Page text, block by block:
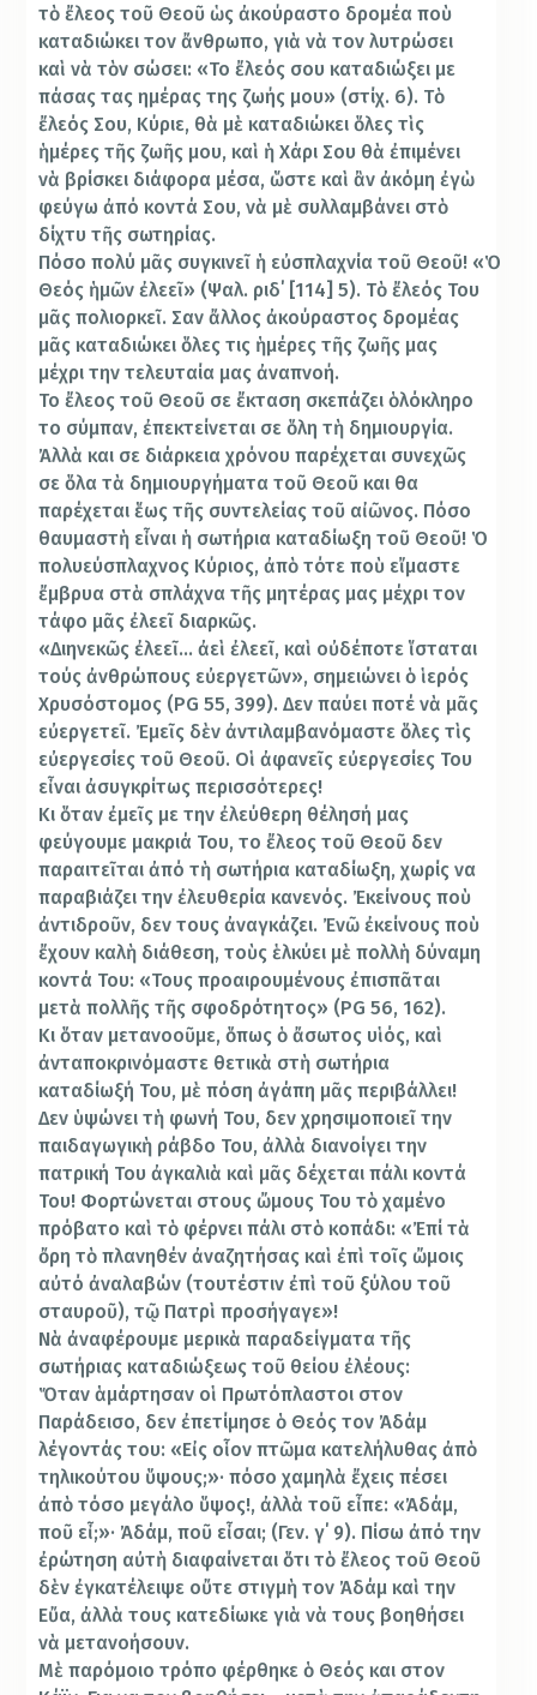
τὸ ἔλεος τοῦ Θεοῦ ὡς ἀκούραστο δρομέα ποὺ
καταδιώκει τον ἄν­θρωπο, γιὰ νὰ τον λυτρώσει
καὶ νὰ τὸν σώ­­σει: «Το ἔλεός σου καταδιώξει με
πάσας τας ημέρας της ζωής μου» (στίχ. 6). Τὸ
ἔλεός Σου, Κύριε, θὰ μὲ καταδιώκει ὅλες τὶς
ἡμέρες τῆς ζωῆς μου, καὶ ἡ Χάρι Σου θὰ ἐπιμένει
νὰ βρίσκει διάφορα μέσα, ὥστε καὶ ἂν ἀκόμη ἐγὼ
φεύγω ἀπό κοντά Σου, νὰ μὲ συλλαμβάνει στὸ
δίχτυ τῆς σωτηρίας.
Πόσο πολύ μᾶς συγκινεῖ ἡ εὐσπλαχνία τοῦ Θεοῦ! «Ὁ
Θεός ἡμῶν ἐλεεῖ» (Ψαλ. ριδ΄ [114] 5). Τὸ ἔλεός Του
μᾶς πολιορκεῖ. Σαν ἄλλος ἀκούραστος δρομέας
μᾶς καταδιώκει ὅλες τις ἡμέρες τῆς ζωῆς μας
μέχρι την τελευταία μας ἀναπνοή.
Το ἔλεος τοῦ Θεοῦ σε ἔκταση σκεπάζει ὁλόκληρο
το σύμπαν, ἐπεκτείνεται σε ὅλη τὴ δημιουργία.
Ἀλλὰ και σε διάρκεια χρόνου παρέχεται συνεχῶς
σε ὅλα τὰ δη­μιουργήματα τοῦ Θεοῦ και θα
παρέχεται ἕως τῆς συντελείας τοῦ αἰῶνος. Πόσο
θαυ­μαστὴ εἶναι ἡ σωτήρια καταδίωξη τοῦ Θεοῦ! Ὁ
πολυεύσπλαχνος Κύριος, ἀπὸ τότε ποὺ εἴμαστε
ἔμβρυα στὰ σπλάχνα τῆς μητέρας μας μέχρι τον
τάφο μᾶς ἐλεεῖ διαρκῶς.
«Διηνεκῶς ἐλεεῖ… ἀεὶ ἐλεεῖ, καὶ οὐδέποτε ἵσταται
τούς ἀνθρώπους εὐεργετῶν», σημειώνει ὁ ἱερός
Χρυσόστομος (PG 55, 399). Δεν παύει ποτέ νὰ μᾶς
εὐεργετεῖ. Ἐμεῖς δὲν ἀντιλαμβανόμαστε ὅλες τὶς
εὐεργεσίες τοῦ Θεοῦ. Οἱ ἀφανεῖς εὐεργεσίες Του
εἶναι ἀσυγκρίτως περισσότερες!
Κι ὅταν ἐμεῖς με την ἐλεύθερη θέλησή μας
φεύγουμε μακριά Του, το ἔλεος τοῦ Θεοῦ δεν
παραιτεῖται ἀπό τὴ σωτήρια καταδίωξη, χωρίς να
παραβιάζει την ἐλευθερία κανενός. Ἐκείνους ποὺ
ἀντιδροῦν, δεν τους ἀναγκάζει. Ἐνῶ ἐκείνους ποὺ
ἔχουν καλὴ διάθεση, τοὺς ἑλκύει μὲ πολλὴ δύναμη
κοντά Του: «Τους προαιρουμένους ἐπισπᾶται
μετὰ πολλῆς τῆς σφοδρότητος» (PG 56, 162).
Κι ὅταν μετανοοῦμε, ὅπως ὁ ἄσωτος υἱός, καὶ
ἀνταποκρινόμαστε θετικὰ στὴ σωτήρια
καταδίωξή Του, μὲ πόση ἀγάπη μᾶς περιβάλλει!
Δεν ὑψώνει τὴ φωνή Του, δεν χρησιμοποιεῖ την
παιδαγωγικὴ ράβδο Του, ἀλλὰ διανοίγει την
πατρική Του ἀγκαλιὰ καὶ μᾶς δέχεται πάλι κοντά
Του! Φορτώνεται στους ὤμους Του τὸ χα­­μένο
πρόβατο καὶ τὸ φέρνει πάλι στὸ κοπάδι: «Ἐπί τὰ
ὄρη τὸ πλανηθέν ἀναζητήσας καὶ ἐπὶ τοῖς ὤμοις
αὐτό ἀναλαβών (τουτέστιν ἐπὶ τοῦ ξύλου τοῦ
σταυροῦ), τῷ Πατρὶ προσήγαγε»!
Νὰ ἀναφέρουμε μερικὰ παραδείγματα τῆς
σωτήριας καταδιώξεως τοῦ θείου ἐλέους:
Ὅταν ἁμάρτησαν οἱ Πρωτόπλαστοι στον
Παράδεισο, δεν ἐπετίμησε ὁ Θεός τον Ἀδάμ
λέγοντάς του: «Εἰς οἷον πτῶμα κατελήλυθας ἀπὸ
τηλικούτου ὕψους;»· πόσο χαμηλὰ ἔχεις πέσει
ἀπὸ τόσο μεγάλο ὕψος!, ἀλλὰ τοῦ εἶπε: «Ἀδάμ,
ποῦ εἶ;»· Ἀδάμ, ποῦ εἶσαι; (Γεν. γ΄ 9). Πίσω ἀπό την
ἐρώτηση αὐτὴ διαφαίνεται ὅτι τὸ ἔλεος τοῦ Θεοῦ
δὲν ἐγκατέλειψε οὔτε στιγμὴ τον Ἀδάμ καὶ την
Εὔα, ἀλλὰ τους κατεδίωκε γιὰ νὰ τους βοηθήσει
νὰ μετανοήσουν.
Μὲ παρόμοιο τρόπο φέρθηκε ὁ Θεός και στον